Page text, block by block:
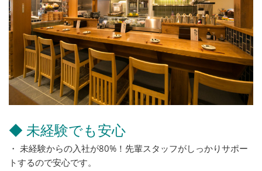
◆ 未経験でも安心
・ 未経験からの入社が80%！先輩スタッフがしっかりサポー
トするので安心です。